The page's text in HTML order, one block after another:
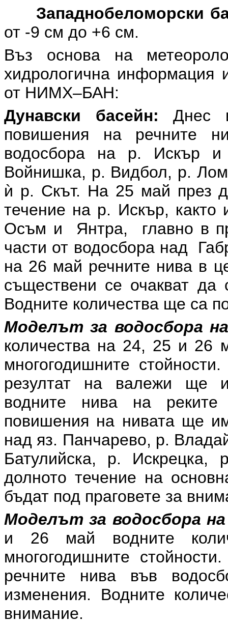
Западнобеломорски
от -9 см до +6 см.
Въз основа на
хидрологична информация
от НИМХ–БАН:
Дунавски басейн: Днес
повишения на речните
водосбора на р. Искър
Войнишка, р. Видбол, р.
ѝ р. Скът. На 25 май през
течение на р. Искър, както
Осъм и Янтра, главно в
части от водосбора над
на 26 май речните нива в
съществени се очакват
Водните количества ще са
Моделът за водосбора
количества на 24, 25 и 26
многогодишните
резултат на валежи ще
водните нива на реките
повишения на нивата ще
над яз. Панчарево, р.
Батулийска, р.
долното течение на
бъдат под праговете за
Моделът за водосбора
и 26 май водните
многогодишните
речните нива във
изменения. Водните
внимание.